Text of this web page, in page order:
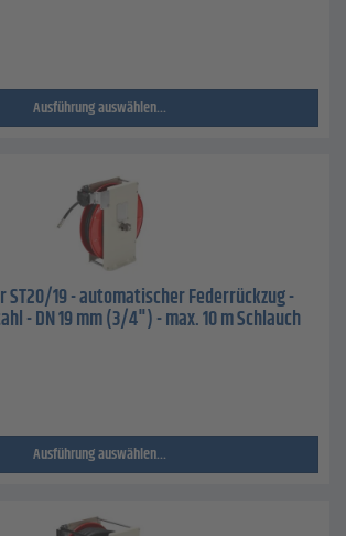
Ausführung auswählen...
19 - automatischer Federrückzug -
- DN 19 mm (3/4") - max. 10 m Schlauch
Ausführung auswählen...